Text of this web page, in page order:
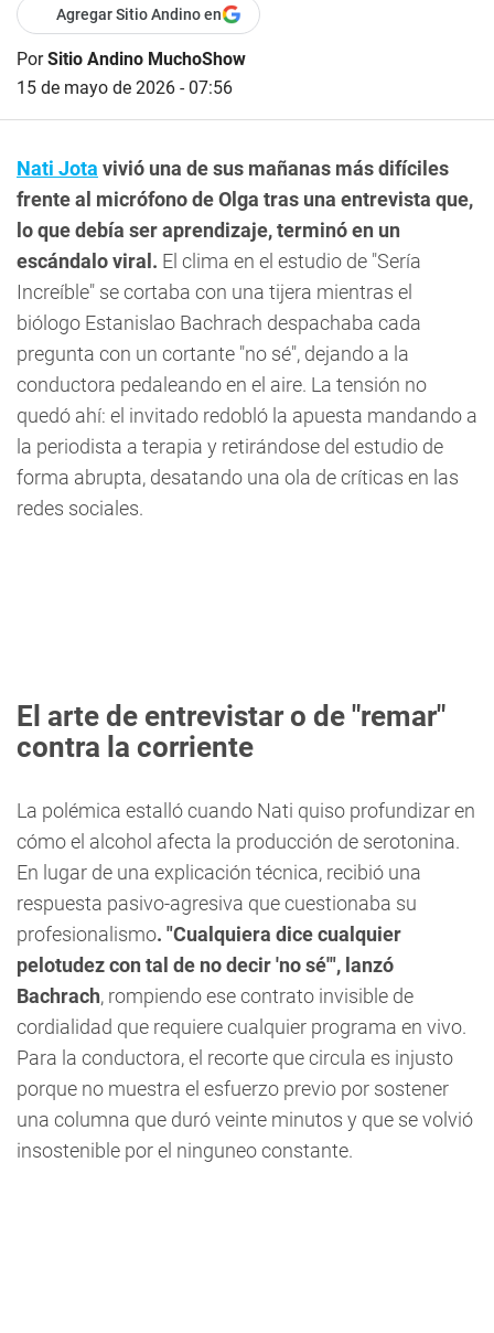
Agregar Sitio Andino en
PorSitio Andino MuchoShow
15 de mayo de 2026 - 07:56
Nati Jota vivió una de sus mañanas más difíciles
frente al micrófono de Olga tras una entrevista que,
lo que debía ser aprendizaje, terminó en un
escándalo viral. El clima en el estudio de "Sería
Increíble" se cortaba con una tijera mientras el
biólogo Estanislao Bachrach despachaba cada
pregunta con un cortante "no sé", dejando a la
conductora pedaleando en el aire. La tensión no
quedó ahí: el invitado redobló la apuesta mandando a
la periodista a terapia y retirándose del estudio de
forma abrupta, desatando una ola de críticas en las
redes sociales.
El arte de entrevistar o de "remar"
contra la corriente
La polémica estalló cuando Nati quiso profundizar en
cómo el alcohol afecta la producción de serotonina.
En lugar de una explicación técnica, recibió una
respuesta pasivo-agresiva que cuestionaba su
profesionalismo. "Cualquiera dice cualquier
pelotudez con tal de no decir 'no sé'", lanzó
Bachrach, rompiendo ese contrato invisible de
cordialidad que requiere cualquier programa en vivo.
Para la conductora, el recorte que circula es injusto
porque no muestra el esfuerzo previo por sostener
una columna que duró veinte minutos y que se volvió
insostenible por el ninguneo constante.